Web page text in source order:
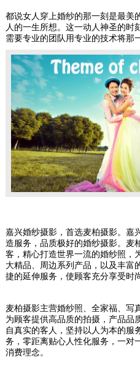
都说女人穿上婚纱的那一刻是最美
人的一生所想。这一动人神圣的时
需要专业的团队用专业的技术将那
嘉兴婚纱摄影，首选麦柏摄影。嘉
造服务，品质极好的婚纱摄影。麦
客，精心打造世界一流的婚纱照，
大精品、周边系列产品，以及丰富
捷的延伸服务，使顾客充分享受时
麦柏摄影主营婚纱照、全家福、写
为顾客提供高品质的拍摄，产品品
自真实的客人，坚持以人为本的服
务，零距离贴心人性化服务，一对
消费理念。